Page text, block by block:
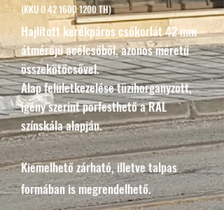
(KKUÖ42 1600 1200TH)
Hajlított kerékpáros csőkorlát 42 mm
átmérőjű acélcsőből, azonos méretű
összekötőcsővel.
Alap felületkezelése tüzihorganyzott,
igény szerint porfesthető a RAL
színskála alapján.
Kiemelhető zárható, illetve talpas
formában is megrendelhető.